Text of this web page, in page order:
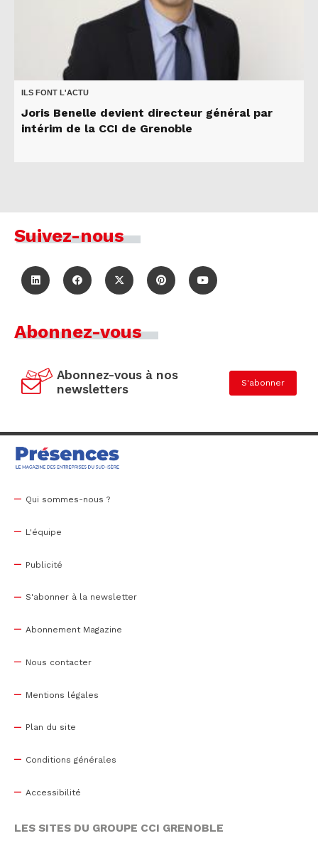
ILS FONT L'ACTU
Joris Benelle devient directeur général par
intérim de la CCI de Grenoble
Suivez-nous
Abonnez-vous
Abonnez-vous à nos
newsletters
S'abonner
Qui sommes-nous ?
L'équipe
Publicité
S'abonner à la newsletter
Abonnement Magazine
Nous contacter
Mentions légales
Plan du site
Conditions générales
Accessibilité
LES SITES DU GROUPE CCI GRENOBLE